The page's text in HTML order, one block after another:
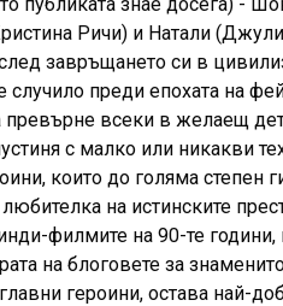
Ричи) и Натали
завръщането си в
преди епохата на
превърне всеки в желаещ
с малко или никакви
които до голяма степен
на истинските
филмите на 90-те години,
на блоговете за
героини, остава най-